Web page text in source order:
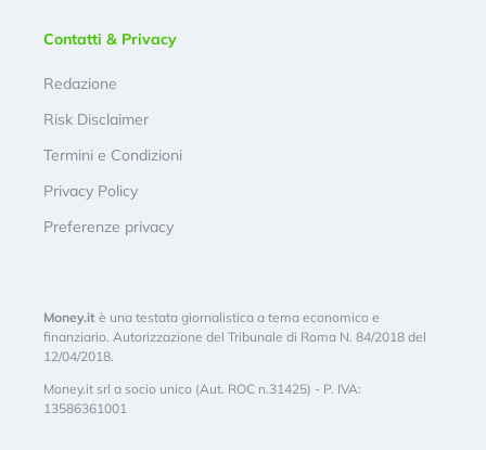
Contatti & Privacy
Redazione
Risk Disclaimer
Termini e Condizioni
Privacy Policy
Preferenze privacy
Money.it è una testata giornalistica a tema economico e
finanziario. Autorizzazione del Tribunale di Roma N. 84/2018 del
12/04/2018.
Money.it srl a socio unico (Aut. ROC n.31425) - P. IVA:
13586361001